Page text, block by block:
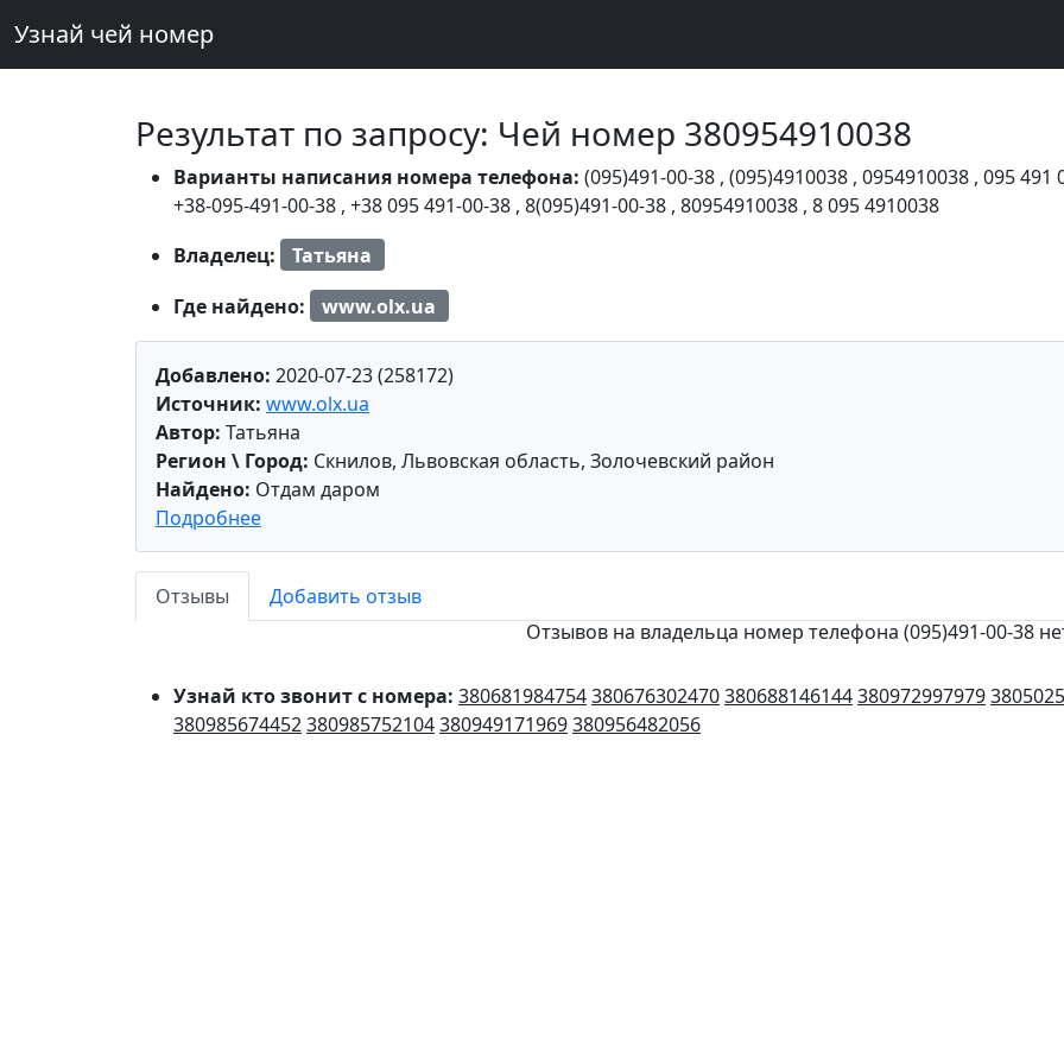
Узнай чей номер
Результат по запросу: Чей номер 380954910038
Варианты написания номера телефона: (095)491-00-38 , (095)4910038 , 0954910038 , 095 491
+38-095-491-00-38 , +38 095 491-00-38 , 8(095)491-00-38 , 80954910038 , 8 095 4910038
Владелец:
Татьяна
Где найдено:
www.olx.ua
Добавлено: 2020-07-23 (258172)
Источник: www.olx.ua
Автор: Татьяна
Регион \ Город: Скнилов, Львовская область, Золочевский район
Найдено: Отдам даром
Подробнее
Отзывы
Добавить отзыв
Отзывов на владельца номер телефона (095)491-00-38
Узнай кто звонит с номера: 380681984754380676302470380688146144380972997979
380985674452380985752104380949171969380956482056